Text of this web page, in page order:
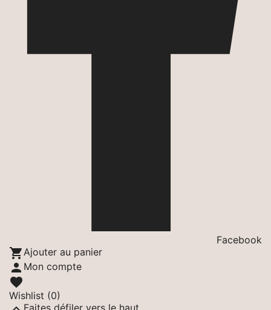
Facebook
Ajouter au panier
 Mon compte

Wishlist (0)
Faites défiler vers le haut